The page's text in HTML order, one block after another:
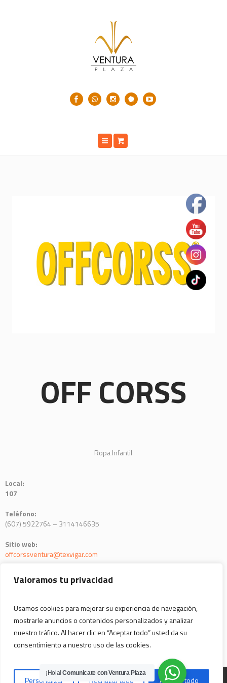
Valoramos tu privacidad
Usamos cookies para mejorar su experiencia de navegación,
mostrarle anuncios o contenidos personalizados y analizar
nuestro tráfico. Al hacer clic en “Aceptar todo” usted da su
consentimiento a nuestro uso de las cookies.
Personalizar Rechazar todo Aceptar todo
OFF CORSS
Ropa Infantil
Local:
107
Teléfono:
(607) 5922764 – 3114146635
Sitio web:
offcorssventura@texvigar.com
Horario:
10:00 a.m. a 9:00 p.m. (p)
© CopyrightBusiness Intelligence Corporate
All Rights Reserved -
¡Hola!Comunicate con Ventura Plaza